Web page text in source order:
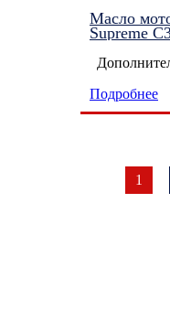
Масло
Supreme
Подробнее
1